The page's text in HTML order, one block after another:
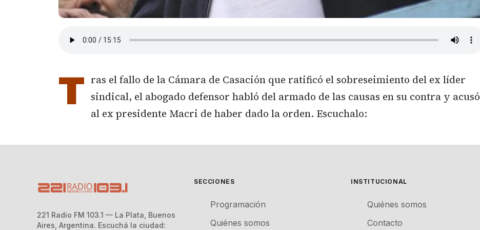
T ras el fallo de la Cámara de Casación que ratificó el sobreseimiento del ex líder
sindical, el abogado defensor habló del armado de las causas en su contra y acusó
al ex presidente Macri de haber dado la orden. Escuchalo:
221 Radio FM 103.1 — La Plata, Buenos
Aires, Argentina. Escuchá la ciudad:
SECCIONES
Programación
Quiénes somos
INSTITUCIONAL
Quiénes somos
Contacto